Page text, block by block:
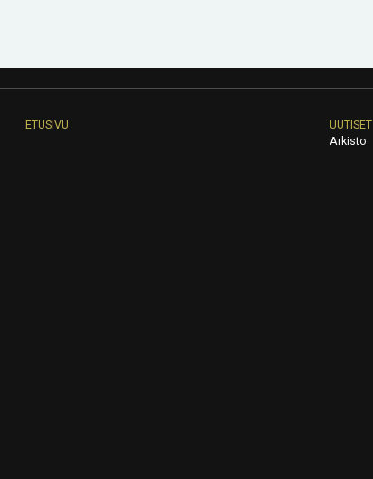
ETUSIVU
UUTISET
Arkisto